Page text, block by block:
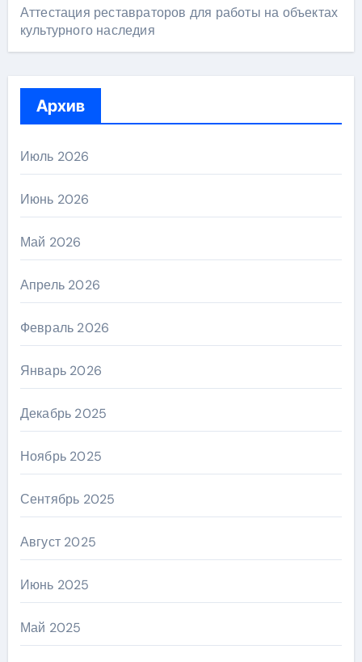
Аттестация реставраторов для работы на объектах
культурного наследия
Архив
Июль 2026
Июнь 2026
Май 2026
Апрель 2026
Февраль 2026
Январь 2026
Декабрь 2025
Ноябрь 2025
Сентябрь 2025
Август 2025
Июнь 2025
Май 2025